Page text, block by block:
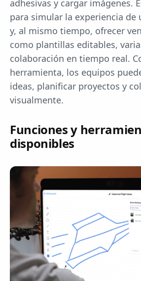
adhesivas y cargar imágenes.
para simular la experiencia de
y, al mismo tiempo, ofrecer
como plantillas editables,
colaboración en tiempo real.
herramienta, los equipos
ideas, planificar proyectos y
visualmente.
Funciones y
disponibles